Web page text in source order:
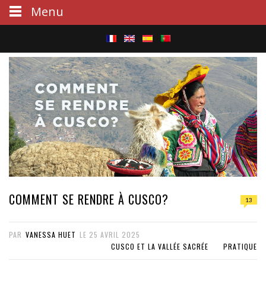
S
e
a
r
c
h
COMMENT SE RENDRE À CUSCO? 13
PAR VANESSA HUET LE 25 AVRIL 2025
CUSCO ET LA VALLÉE SACRÉE
PRATIQUE
Menu